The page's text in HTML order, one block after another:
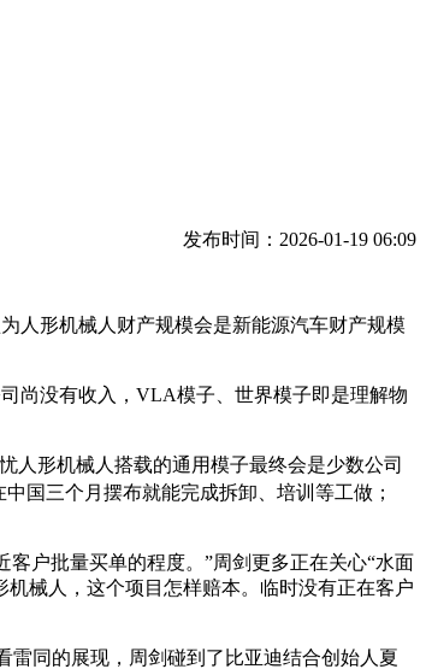
发布时间：2026-01-19 06:09
人形机械人财产规模会是新能源汽车财产规模
尚没有收入，VLA模子、世界模子即是理解物
形机械人搭载的通用模子最终会是少数公司
国三个月摆布就能完成拆卸、培训等工做；
户批量买单的程度。”周剑更多正在关心“水面
械人，这个项目怎样赔本。临时没有正在客户
同的展现，周剑碰到了比亚迪结合创始人夏